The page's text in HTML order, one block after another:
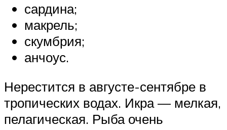
сардина;
макрель;
скумбрия;
анчоус.
Нерестится в августе-сентябре в
тропических водах. Икра — мелкая,
пелагическая. Рыба очень